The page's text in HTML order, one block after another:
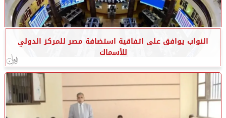
النواب يوافق على اتفاقية استضافة مصر للمركز الدولي
للأسماك